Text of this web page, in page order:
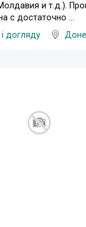
и т.д.).
с достаточно ...
догляду